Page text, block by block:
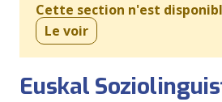
Cette section n'est
Le voir
Euskal